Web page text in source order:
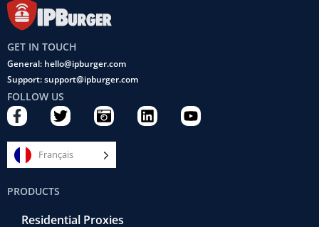
GET IN TOUCH
General: hello@ipburger.com
Support: support@ipburger.com
FOLLOW US
F
a
c
e
b
o
o
k
T
w
i
t
t
C
a
m
e
r
L
i
Y
o
Français
PRODUCTS
Residential Proxies